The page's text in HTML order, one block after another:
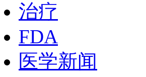
治疗
FDA
医学新闻